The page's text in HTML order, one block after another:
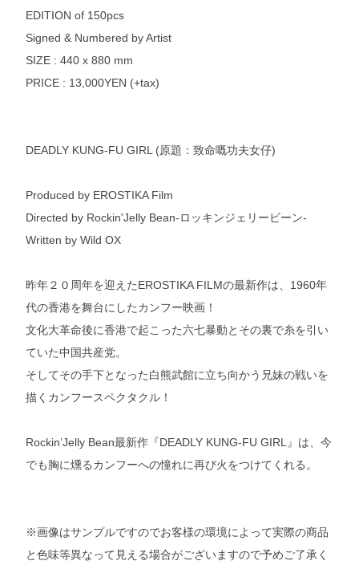
EDITION of 150pcs
Signed & Numbered by Artist
SIZE : 440 x 880 mm
PRICE : 13,000YEN (+tax)
DEADLY KUNG-FU GIRL (原題：致命嘅功夫女仔)
Produced by EROSTIKA Film
Directed by Rockin'Jelly Bean-ロッキンジェリービーン-
Written by Wild OX
昨年２０周年を迎えたEROSTIKA FILMの最新作は、1960年
代の香港を舞台にしたカンフー映画！
文化大革命後に香港で起こった六七暴動とその裏で糸を引い
ていた中国共産党。
そしてその手下となった白熊武館に立ち向かう兄妹の戦いを
描くカンフースペクタクル！
Rockin’Jelly Bean最新作『DEADLY KUNG-FU GIRL』は、今
でも胸に燻るカンフーへの憧れに再び火をつけてくれる。
※画像はサンプルですのでお客様の環境によって実際の商品
と色味等異なって見える場合がございますので予めご了承く